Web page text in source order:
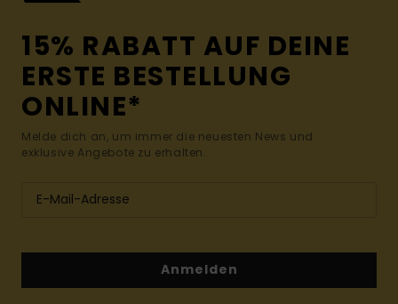
15% RABATT AUF DEINE
ERSTE BESTELLUNG
ONLINE*
Melde dich an, um immer die neuesten News und
exklusive Angebote zu erhalten.
Anmelden